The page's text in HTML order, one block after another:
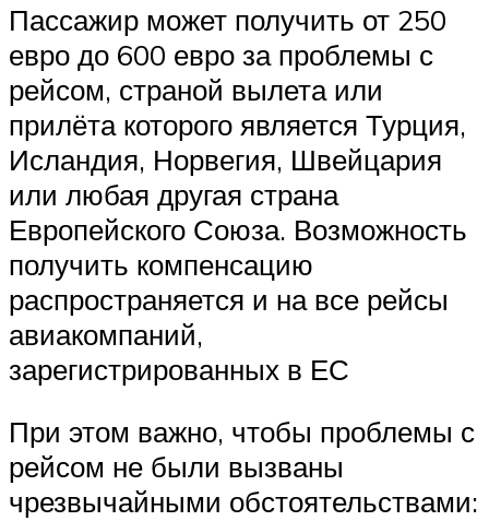
Пассажир может получить от 250
евро до 600 евро за проблемы с
рейсом, страной вылета или
прилёта которого является Турция,
Исландия, Норвегия, Швейцария
или любая другая страна
Европейского Союза. Возможность
получить компенсацию
распространяется и на все рейсы
авиакомпаний,
зарегистрированных в ЕС
При этом важно, чтобы проблемы с
рейсом не были вызваны
чрезвычайными обстоятельствами: